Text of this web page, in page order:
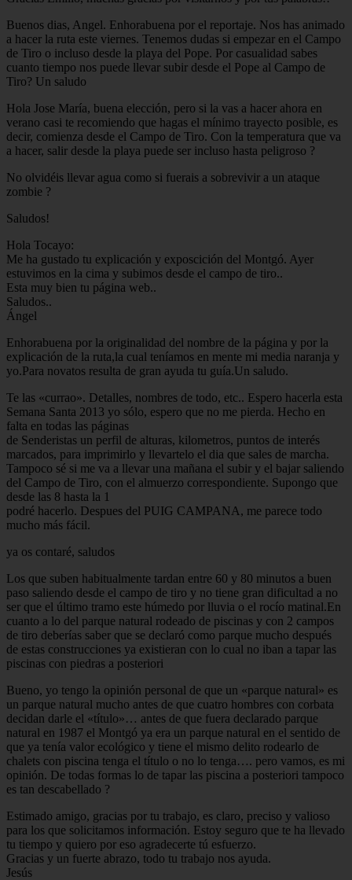
Buenos dias, Angel. Enhorabuena por el reportaje. Nos has animado
a hacer la ruta este viernes. Tenemos dudas si empezar en el Campo
de Tiro o incluso desde la playa del Pope. Por casualidad sabes
cuanto tiempo nos puede llevar subir desde el Pope al Campo de
Tiro? Un saludo
Hola Jose María, buena elección, pero si la vas a hacer ahora en
verano casi te recomiendo que hagas el mínimo trayecto posible, es
decir, comienza desde el Campo de Tiro. Con la temperatura que va
a hacer, salir desde la playa puede ser incluso hasta peligroso ?
No olvidéis llevar agua como si fuerais a sobrevivir a un ataque
zombie ?
Saludos!
Hola Tocayo:
Me ha gustado tu explicación y exposcición del Montgó. Ayer
estuvimos en la cima y subimos desde el campo de tiro..
Esta muy bien tu página web..
Saludos..
Ángel
Enhorabuena por la originalidad del nombre de la página y por la
explicación de la ruta,la cual teníamos en mente mi media naranja y
yo.Para novatos resulta de gran ayuda tu guía.Un saludo.
Te las «currao». Detalles, nombres de todo, etc.. Espero hacerla esta
Semana Santa 2013 yo sólo, espero que no me pierda. Hecho en
falta en todas las páginas
de Senderistas un perfil de alturas, kilometros, puntos de interés
marcados, para imprimirlo y llevartelo el dia que sales de marcha.
Tampoco sé si me va a llevar una mañana el subir y el bajar saliendo
del Campo de Tiro, con el almuerzo correspondiente. Supongo que
desde las 8 hasta la 1
podré hacerlo. Despues del PUIG CAMPANA, me parece todo
mucho más fácil.
ya os contaré, saludos
Los que suben habitualmente tardan entre 60 y 80 minutos a buen
paso saliendo desde el campo de tiro y no tiene gran dificultad a no
ser que el último tramo este húmedo por lluvia o el rocío matinal.En
cuanto a lo del parque natural rodeado de piscinas y con 2 campos
de tiro deberías saber que se declaró como parque mucho después
de estas construcciones ya existieran con lo cual no iban a tapar las
piscinas con piedras a posteriori
Bueno, yo tengo la opinión personal de que un «parque natural» es
un parque natural mucho antes de que cuatro hombres con corbata
decidan darle el «título»… antes de que fuera declarado parque
natural en 1987 el Montgó ya era un parque natural en el sentido de
que ya tenía valor ecológico y tiene el mismo delito rodearlo de
chalets con piscina tenga el título o no lo tenga…. pero vamos, es mi
opinión. De todas formas lo de tapar las piscina a posteriori tampoco
es tan descabellado ?
Estimado amigo, gracias por tu trabajo, es claro, preciso y valioso
para los que solicitamos información. Estoy seguro que te ha llevado
tu tiempo y quiero por eso agradecerte tú esfuerzo.
Gracias y un fuerte abrazo, todo tu trabajo nos ayuda.
Jesús